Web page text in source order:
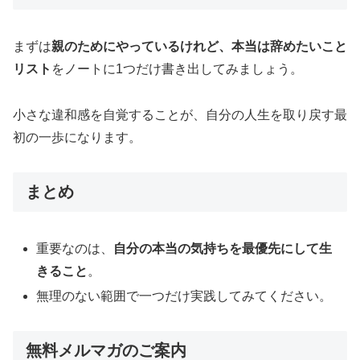
まずは親のためにやっているけれど、本当は辞めたいこと
リスト をノートに1つだけ書き出してみましょう。
小さな違和感を自覚することが、自分の人生を取り戻す最
初の一歩になります。
まとめ
重要なのは、
自分の本当の気持ちを最優先にして生
きること 。
無理のない範囲で一つだけ実践してみてください。
無料メルマガのご案内